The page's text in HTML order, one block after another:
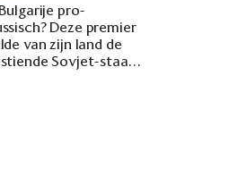
pro-
Deze premier
van zijn land de
Sovjet-staat